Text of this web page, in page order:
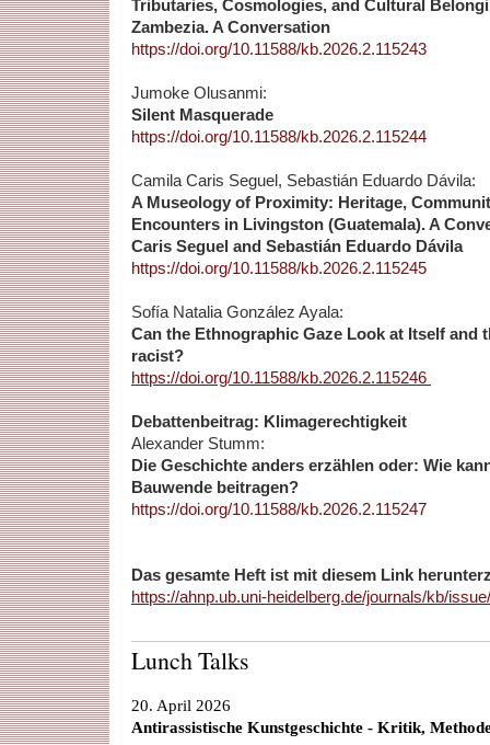
Tributaries, Cosmologies, and Cultural
Zambezia. A Conversation
https://doi.org/10.11588/kb.2026.2.115243
Jumoke Olusanmi:
Silent Masquerade
https://doi.org/10.11588/kb.2026.2.115244
Camila Caris Seguel, Sebastián Eduardo Dávila:
A Museology of Proximity: Heritage,
Encounters in Livingston (Guatemala). A
Caris Seguel and Sebastián Eduardo Dávila
https://doi.org/10.11588/kb.2026.2.115245
Sofía Natalia González Ayala:
Can the Ethnographic Gaze Look at Itself and
racist?
https://doi.org/10.11588/kb.2026.2.115246
Debattenbeitrag: Klimagerechtigkeit
Alexander Stumm:
Die Geschichte anders erzählen oder: Wie
Bauwende beitragen?
https://doi.org/10.11588/kb.2026.2.115247
Das gesamte Heft ist mit diesem Link
https://ahnp.ub.uni-heidelberg.de/journals/kb/
Lunch Talks
20. April 2026
Antirassistische Kunstgeschichte - Kritik,